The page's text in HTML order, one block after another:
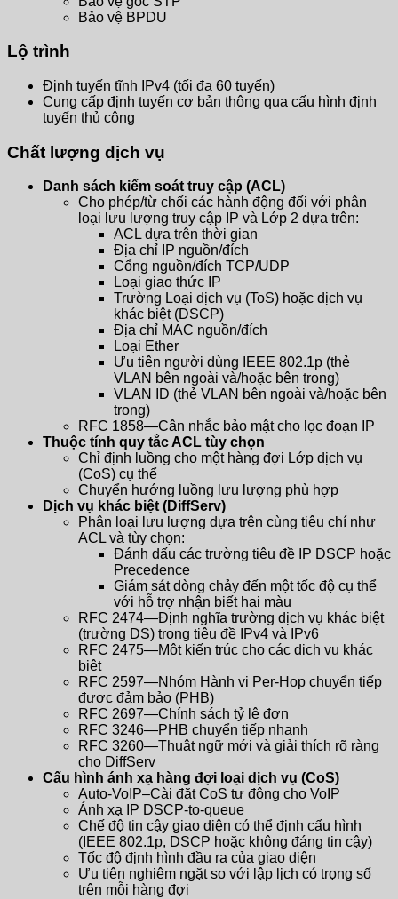
Bảo vệ BPDU
Lộ trình
Định tuyến tĩnh IPv4 (tối đa 60 tuyến)
Cung cấp định tuyến cơ bản thông qua cấu hình định
tuyến thủ công
Chất lượng dịch vụ
Danh sách kiểm soát truy cập (ACL)
Cho phép/từ chối các hành động đối với phân
loại lưu lượng truy cập IP và Lớp 2 dựa trên:
ACL dựa trên thời gian
Địa chỉ IP nguồn/đích
Cổng nguồn/đích TCP/UDP
Loại giao thức IP
Trường Loại dịch vụ (ToS) hoặc dịch vụ
khác biệt (DSCP)
Địa chỉ MAC nguồn/đích
Loại Ether
Ưu tiên người dùng IEEE 802.1p (thẻ
VLAN bên ngoài và/hoặc bên trong)
VLAN ID (thẻ VLAN bên ngoài và/hoặc bên
trong)
RFC 1858—Cân nhắc bảo mật cho lọc đoạn IP
Thuộc tính quy tắc ACL tùy chọn
Chỉ định luồng cho một hàng đợi Lớp dịch vụ
(CoS) cụ thể
Chuyển hướng luồng lưu lượng phù hợp
Dịch vụ khác biệt (DiffServ)
Phân loại lưu lượng dựa trên cùng tiêu chí như
ACL và tùy chọn:
Đánh dấu các trường tiêu đề IP DSCP hoặc
Precedence
Giám sát dòng chảy đến một tốc độ cụ thể
với hỗ trợ nhận biết hai màu
RFC 2474—Định nghĩa trường dịch vụ khác biệt
(trường DS) trong tiêu đề IPv4 và IPv6
RFC 2475—Một kiến ​​trúc cho các dịch vụ khác
biệt
RFC 2597—Nhóm Hành vi Per-Hop chuyển tiếp
được đảm bảo (PHB)
RFC 2697—Chính sách tỷ lệ đơn
RFC 3246—PHB chuyển tiếp nhanh
RFC 3260—Thuật ngữ mới và giải thích rõ ràng
cho DiffServ
Cấu hình ánh xạ hàng đợi loại dịch vụ (CoS)
Auto-VoIP–Cài đặt CoS tự động cho VoIP
Ánh xạ IP DSCP-to-queue
Chế độ tin cậy giao diện có thể định cấu hình
(IEEE 802.1p, DSCP hoặc không đáng tin cậy)
Tốc độ định hình đầu ra của giao diện
Ưu tiên nghiêm ngặt so với lập lịch có trọng số
trên mỗi hàng đợi